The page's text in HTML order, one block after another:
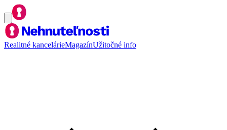
Realitné kancelárieMagazínUžitočné info